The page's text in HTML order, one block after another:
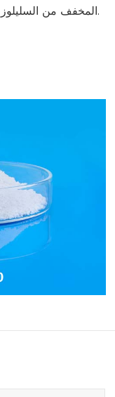
المخفف من السليلوز كاربوكسيميثيل له خصائص البوليكتروليت.